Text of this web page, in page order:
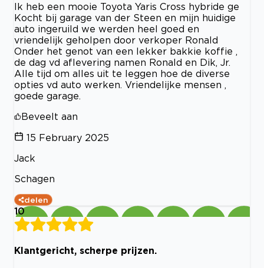
Ik heb een mooie Toyota Yaris Cross hybride ge
Kocht bij garage van der Steen en mijn huidige
auto ingeruild we werden heel goed en
vriendelijk geholpen door verkoper Ronald
Onder het genot van een lekker bakkie koffie ,
de dag vd aflevering namen Ronald en Dik, Jr.
Alle tijd om alles uit te leggen hoe de diverse
opties vd auto werken. Vriendelijke mensen ,
goede garage.
Beveelt aan
15 February 2025
Jack
Schagen
delen
10
Klantgericht, scherpe prijzen.